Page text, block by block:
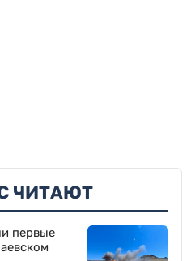
ЧИТАЮТ
первые